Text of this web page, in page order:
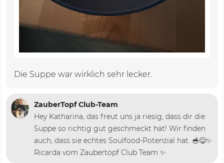
Die Suppe war wirklich sehr lecker.
ZauberTopf Club-Team
Hey Katharina, das freut uns ja riesig, dass dir die
Suppe so richtig gut geschmeckt hat! Wir finden
auch, dass sie echtes Soulfood-Potenzial hat. 🥣😋✨
Ricarda vom Zaubertopf Club Team ✨